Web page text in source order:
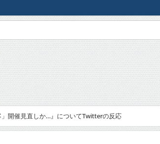
」開催見直しか…』についてTwitterの反応